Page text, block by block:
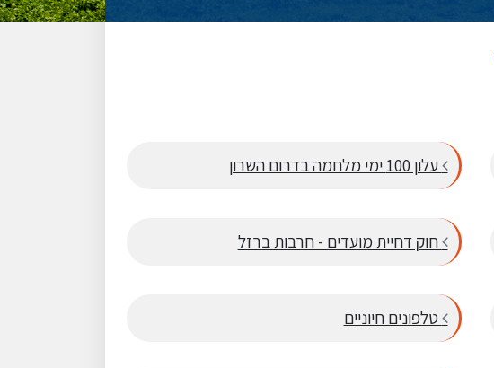
עלון 100 ימי מלחמה בדרום השרון
חוק דחיית מועדים - חרבות ברזל
טלפונים חיוניים